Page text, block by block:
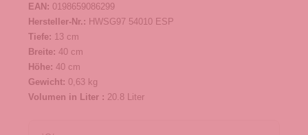
EAN: 0198659086299
Hersteller-Nr.: HWSG97 54010 ESP
Tiefe: 13 cm
Breite: 40 cm
Höhe: 40 cm
Gewicht: 0,63 kg
Volumen in Liter : 20.8 Liter